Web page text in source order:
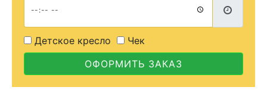
Детское кресло
Чек
ОФОРМИТЬ ЗАКАЗ